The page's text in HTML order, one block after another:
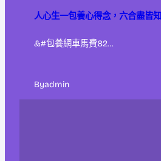
人心生一包養心得念，六合盡皆知
&#包養網車馬費82…
Byadmin